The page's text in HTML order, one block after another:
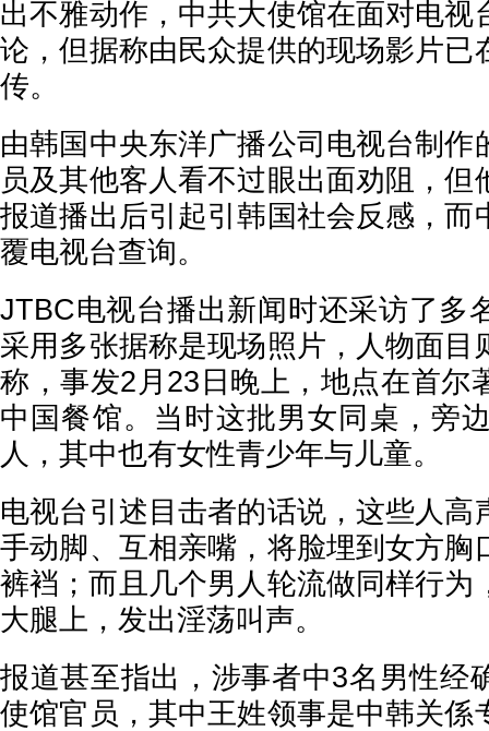
出不雅动作，中共大使馆在面对电视
论，但据称由民众提供的现场影片已
传。
由韩国中央东洋广播公司电视台制作
员及其他客人看不过眼出面劝阻，但
报道播出后引起引韩国社会反感，而
覆电视台查询。
JTBC电视台播出新闻时还采访了多
采用多张据称是现场照片，人物面目
称，事发2月23日晚上，地点在首尔
中国餐馆。当时这批男女同桌，旁
人，其中也有女性青少年与儿童。
电视台引述目击者的话说，这些人高
手动脚、互相亲嘴，将脸埋到女方胸
裤裆；而且几个男人轮流做同样行为
大腿上，发出淫荡叫声。
报道甚至指出，涉事者中3名男性经
使馆官员，其中王姓领事是中韩关係